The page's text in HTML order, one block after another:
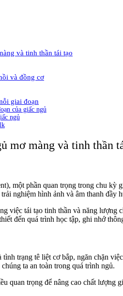
và tinh thần tái tạo
và đồng cơ
giai đoạn
của giấc ngủ
ngủ
mơ màng và tinh thần
một phần quan trọng trong chu kỳ
nghiệm hình ảnh và âm thanh đầy
việc tái tạo tinh thần và năng
đến quá trình học tập, ghi nhớ
trạng tê liệt cơ bắp, ngăn chặn
ta an toàn trong quá trình ngủ.
quan trọng để nâng cao chất lượng